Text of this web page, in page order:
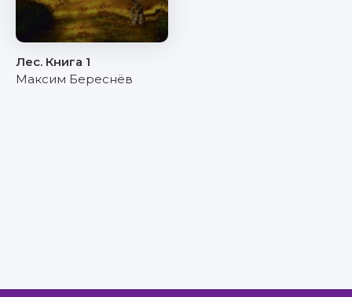
Лес. Книга 1
Максим Береснёв